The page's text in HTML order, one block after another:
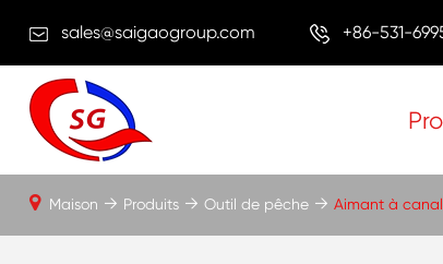
sales@saigaogroup.com +86-531-
Maison Produits Outil de pêche Aimant à canal